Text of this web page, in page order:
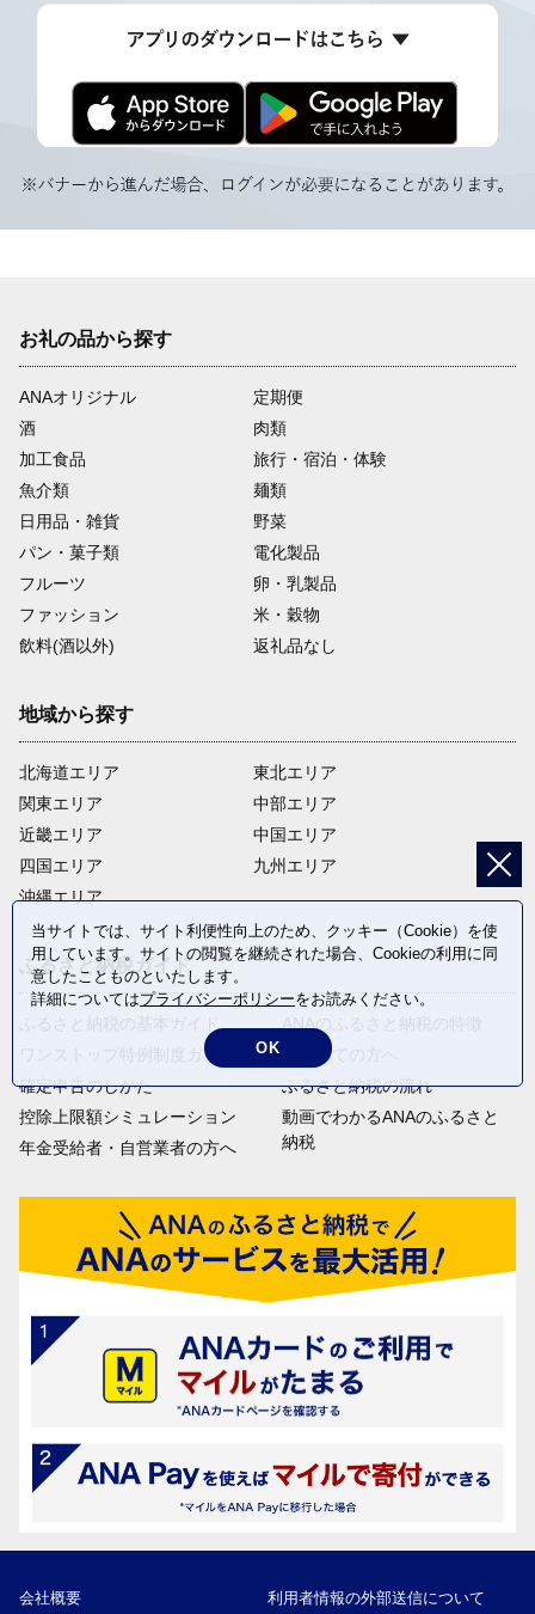
お礼の品から探す
ANAオリジナル
定期便
酒
肉類
加工食品
旅行・宿泊・体験
魚介類
麺類
日用品・雑貨
野菜
パン・菓子類
電化製品
フルーツ
卵・乳製品
ファッション
米・穀物
飲料(酒以外)
返礼品なし
地域から探す
北海道エリア
関東エリア
近畿エリア
四国エリア
沖縄エリア
東北エリア
中部エリア
中国エリア
九州エリア
ふるさと納税ガイド
ふるさと納税の基本ガイド
ワンストップ特例制度ガイド
確定申告のしかた
控除上限額シミュレーション
年金受給者・自営業者の方へ
ANAのふるさと納税の特徴
はじめての方へ
ふるさと納税の流れ
動画でわかるANAのふるさと
納税
会社概要 利用者情報の外部送信について
当サイトでは、サイト利便性向上のため、クッキー（Cookie）を使
用しています。サイトの閲覧を継続された場合、Cookieの利用に同
意したことものといたします。
詳細についてはプライバシーポリシーをお読みください。
OK